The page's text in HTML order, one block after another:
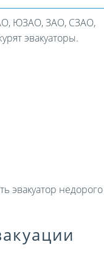
ЮЗАО, ЗАО, СЗАО,
эвакуаторы.
эвакуатор